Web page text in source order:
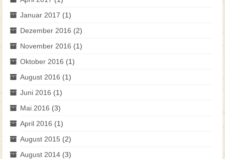
Januar 2017 (1)
Dezember 2016 (2)
November 2016 (1)
Oktober 2016 (1)
August 2016 (1)
Juni 2016 (1)
Mai 2016 (3)
April 2016 (1)
August 2015 (2)
August 2014 (3)